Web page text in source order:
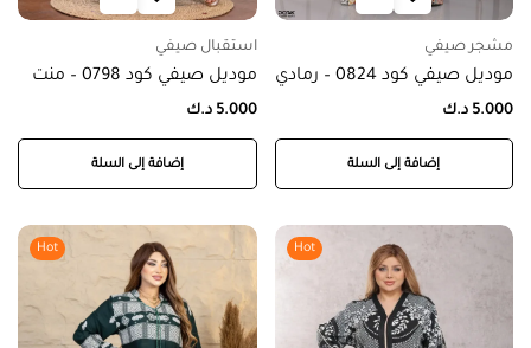
مشجر صيفي
موديل صيفي كود 0824 – رمادي
5.000 د.ك
إضافة إلى السلة
استقبال صيفي
موديل صيفي كود 0798 – منت
5.000 د.ك
إضافة إلى السلة
Hot
Hot